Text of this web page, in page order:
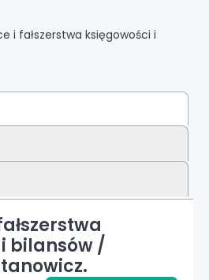
i fałszerstwa księgowości i
bilansów /